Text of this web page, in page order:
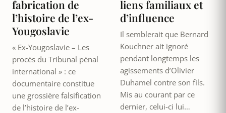
fabrication de
l’histoire de l’ex-
Yougoslavie
« Ex-Yougoslavie – Les
procès du Tribunal pénal
international » : ce
documentaire constitue
une grossière falsification
de l’histoire de l’ex-
liens familiaux et
d’influence
Il semblerait que Bernard
Kouchner ait ignoré
pendant longtemps les
agissements d’Olivier
Duhamel contre son fils.
Mis au courant par ce
dernier, celui-ci lui…